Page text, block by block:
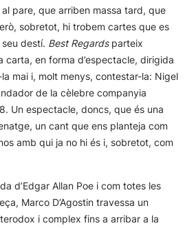
pare, que arriben massa tard, que
sobretot, hi trobem cartes que es
destí. Best Regardsparteix
carta, en forma d’espectacle, dirigida
mai i, molt menys, contestar-la: Nigel
de la cèlebre companyia
Un espectacle, doncs, que és una
un cant que ens planteja com
amb qui ja no hi és i, sobretot, com
d’Edgar Allan Poe i com totes les
Marco D’Agostin travessa un
i complex fins a arribar a la